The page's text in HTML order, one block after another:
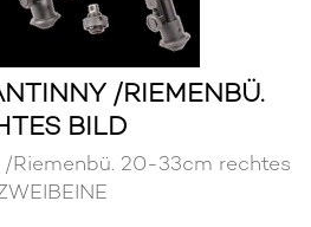
/RIEMENBÜ.
BILD
Riemenbü. 20-33cm rechtes